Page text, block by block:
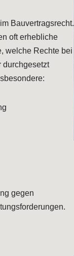
Bauvertragsrecht.
oft erhebliche
welche Rechte bei
durchgesetzt
gegen